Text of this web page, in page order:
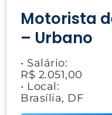
Motorista
– Urbano
• Salário:
R$ 2.051,00
• Local:
Brasília, DF